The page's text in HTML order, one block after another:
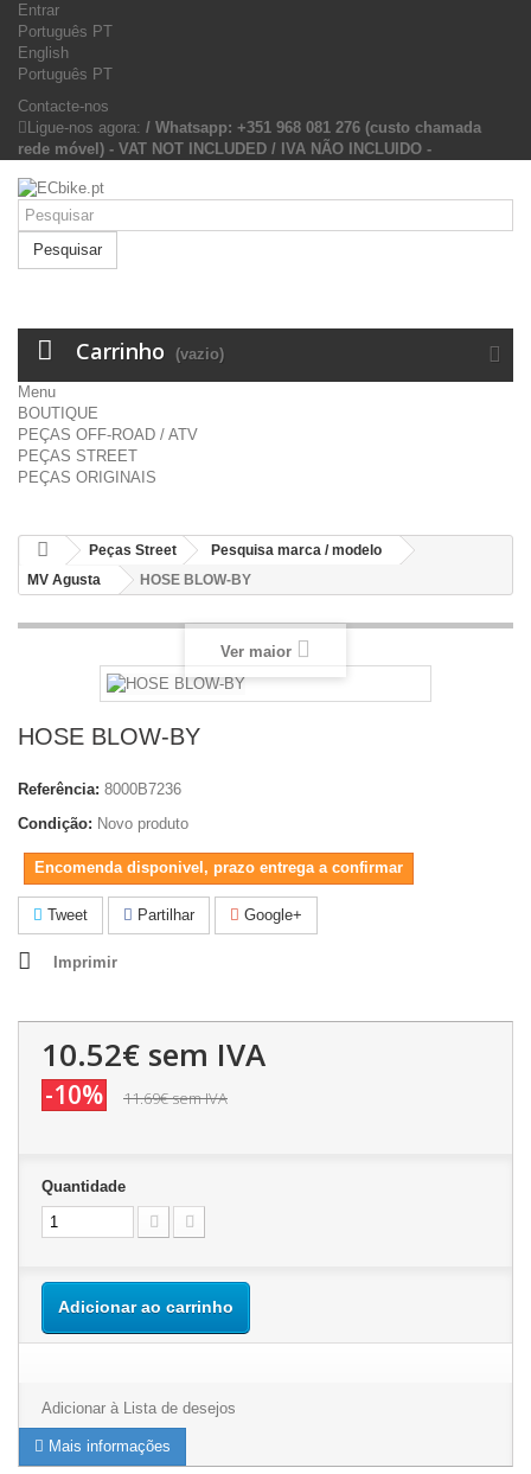
Entrar
Português PT
English
Português PT
Contacte-nos
Ligue-nos agora: / Whatsapp: +351 968 081 276 (custo chamada
rede móvel) - VAT NOT INCLUDED / IVA NÃO INCLUIDO -
Pesquisar
Carrinho (vazio)
Menu
BOUTIQUE
PEÇAS OFF-ROAD / ATV
PEÇAS STREET
PEÇAS ORIGINAIS
Peças Street
Pesquisa marca / modelo
MV Agusta
HOSE BLOW-BY
Ver maior
HOSE BLOW-BY
Referência: 8000B7236
Condição: Novo produto
Encomenda disponivel, prazo entrega a confirmar
Tweet Partilhar Google+
Imprimir
10.52€ sem IVA
-10% 11.69€sem IVA
Quantidade
Adicionar ao carrinho
Adicionar à Lista de desejos
Mais informações